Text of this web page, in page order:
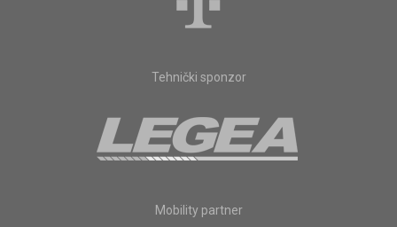
Tehnički sponzor
Mobility partner